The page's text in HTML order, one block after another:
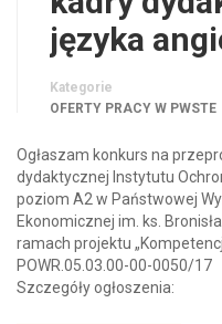
języka
Kategorie
OFERTY PRACY W PWSTE
Ogłaszam konkurs na
dydaktycznej Instytutu
poziom A2 w Państwowej
Ekonomicznej im. ks.
ramach projektu
POWR.05.03.00-00-0050/17
Szczegóły ogłoszenia: